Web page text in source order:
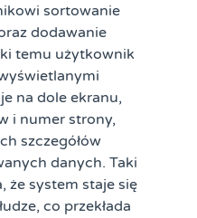
sortowanie
dodawanie
temu użytkownik
na dole ekranu,
i numer strony,
szczegółów
danych. Taki
że system staje się
co przekłada